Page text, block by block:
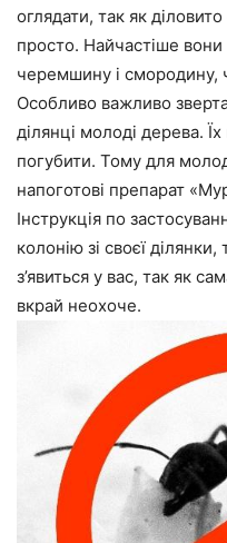
оглядати, так як
просто. Найчастіше вони
черемшину і смородину,
Особливо важливо
ділянці молоді дерева.
погубити. Тому для
напоготові препарат
Інструкція по
колонію зі своєї
з’явиться у вас, так як
вкрай неохоче.